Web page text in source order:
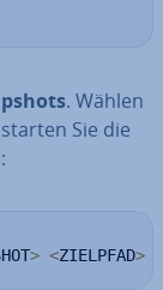
. Wählen
Sie die
> <ZIELPFAD>